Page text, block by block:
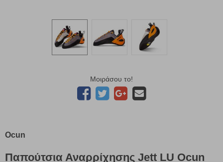
Μοιράσου το!
Ocun
Παπούτσια Αναρρίχησης Jett LU Ocun